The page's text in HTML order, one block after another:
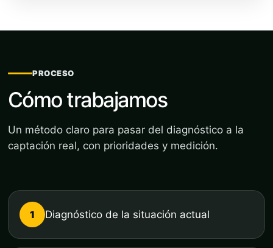
PROCESO
Cómo trabajamos
Un método claro para pasar del diagnóstico a la
captación real, con prioridades y medición.
1 Diagnóstico de la situación actual